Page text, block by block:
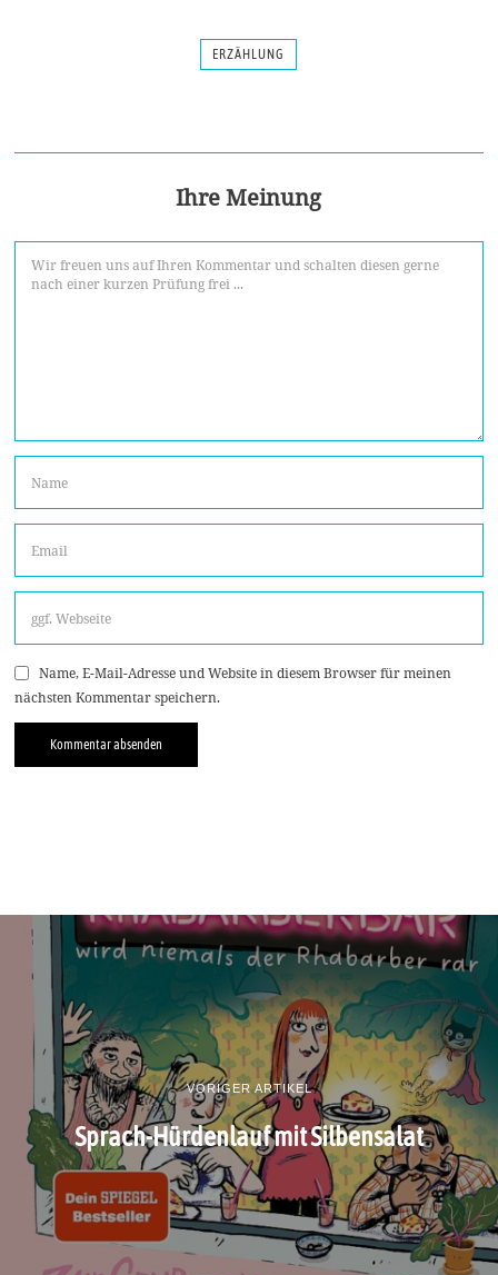
ERZÄHLUNG
Ihre Meinung
Name, E-Mail-Adresse und Website in diesem Browser für meinen
nächsten Kommentar speichern.
VORIGER ARTIKEL
Sprach-Hürdenlauf mit Silbensalat